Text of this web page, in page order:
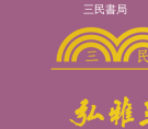
三民書局